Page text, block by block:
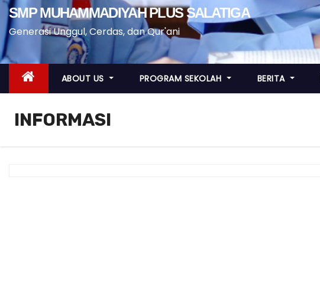
SMP MUHAMMADIYAH PLUS SALATIGA
Generasi Unggul, Cerdas, dan Qur'ani
ABOUT US PROGRAM SEKOLAH BERITA
INFORMASI